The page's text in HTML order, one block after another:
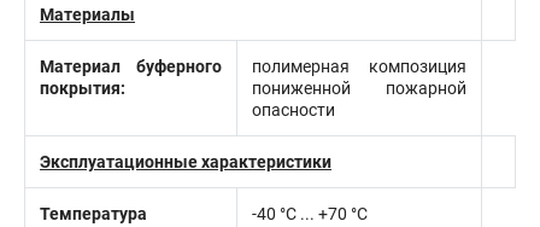
Материалы
Материал буферного
покрытия:
полимерная композиция
пониженной пожарной
опасности
Эксплуатационные характеристики
Температура
-40 °C ... +70 °C